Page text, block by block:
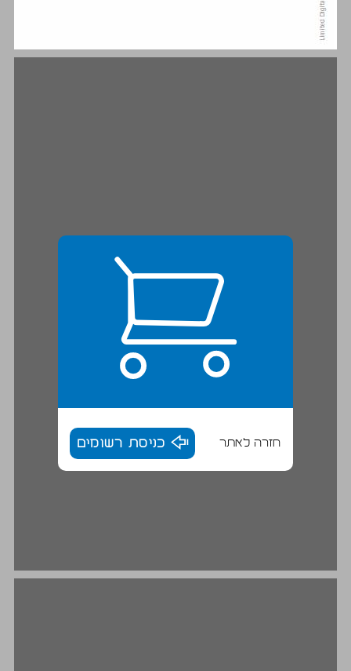
הלשכה, הסדנה, הגילדה ... 15
חזרה לאתר כניסת רשומים